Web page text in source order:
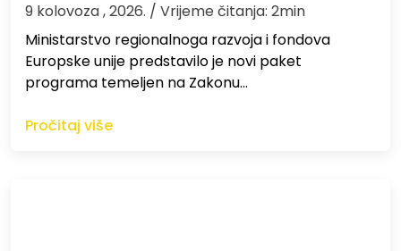
9 kolovoza , 2026. / Vrijeme čitanja: 2min
Ministarstvo regionalnoga razvoja i fondova
Europske unije predstavilo je novi paket
programa temeljen na Zakonu…
Pročitaj više